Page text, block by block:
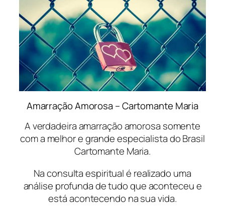
Amarração Amorosa – Cartomante Maria
A verdadeira amarração amorosa somente
com a melhor e grande especialista do Brasil
Cartomante Maria.
Na consulta espiritual é realizado uma
análise profunda de tudo que aconteceu e
está acontecendo na sua vida.